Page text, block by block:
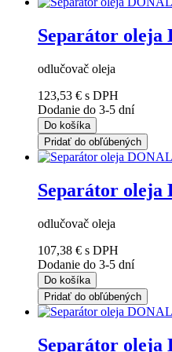
Separátor oleja
odlučovač oleja
123,53 € s DPH
Dodanie do 3-5 dní
Do košíka
Pridať do obľúbených
Separátor oleja
odlučovač oleja
107,38 € s DPH
Dodanie do 3-5 dní
Do košíka
Pridať do obľúbených
Separátor oleja